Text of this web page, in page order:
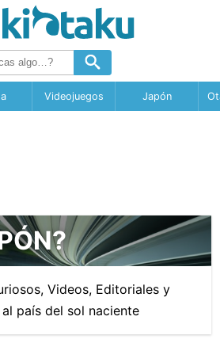
Videojuegos Japón
Videos, Editoriales y
país del sol naciente